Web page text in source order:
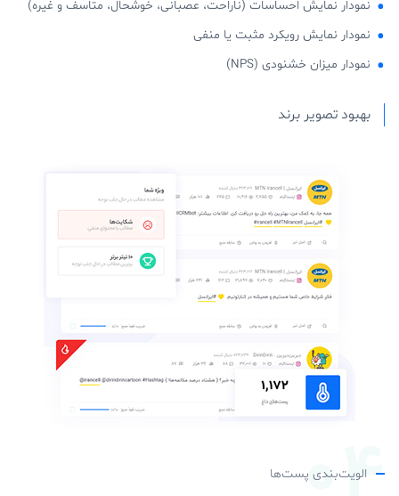
نمودار نمایش احساسات (ناراحت، عصبانی، خوشحال، متاسف و غیره)
نمودار نمایش رویکرد مثبت یا منفی
نمودار میزان خشنودی (NPS)
بهبود تصویر برند
الویت‌بندی پست‌ها